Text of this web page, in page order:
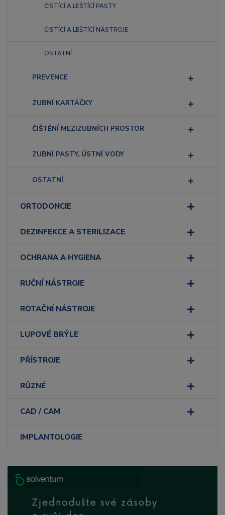
ČISTÍCÍ A LEŠTÍCÍ PASTY
ČISTÍCÍ A LEŠTÍCÍ NÁSTROJE
OSTATNÍ
PREVENCE
ZUBNÍ KARTÁČKY
ČIŠTĚNÍ MEZIZUBNÍCH PROSTOR
ZUBNÍ PASTY, ÚSTNÍ VODY
OSTATNÍ
ORTODONCIE
DEZINFEKCE A STERILIZACE
OCHRANA A HYGIENA
RUČNÍ NÁSTROJE
ROTAČNÍ NÁSTROJE
LUPOVÉ BRÝLE
PŘÍSTROJE
RŮZNÉ
CAD / CAM
IMPLANTOLOGIE